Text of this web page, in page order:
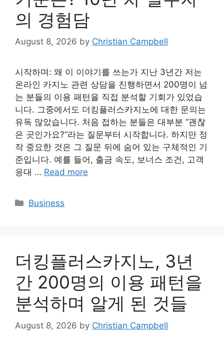
의 경험담
August 8, 2026 by Christian Campbell
시작하며: 왜 이 이야기를 쓰는가 지난 3년간 저는
온라인 카지노 관련 상담을 진행하면서 200명이 넘
는 분들의 이용 패턴을 직접 분석할 기회가 있었습
니다. 그중에서도 더킹플러스카지노에 대한 문의는
유독 많았습니다. 처음 접하는 분들은 대부분 “괜찮
은 곳인가요?”라는 질문부터 시작합니다. 하지만 정
작 중요한 것은 그 질문 뒤에 숨어 있는 구체적인 기
준입니다. 예를 들어, 출금 속도, 보너스 조건, 고객
응대 … Read more
Categories
Business
더킹플러스카지노, 3년
간 200명의 이용 패턴을
분석하며 알게 된 것들
August 8, 2026 by Christian Campbell